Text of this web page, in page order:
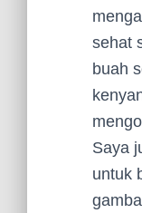
sehat
buah
Saya
untuk